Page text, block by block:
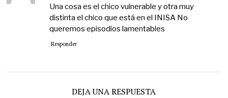
Una cosa es el chico vulnerable y otra muy
distinta el chico que está en el INISA No
queremos episodios lamentables
Responder
DEJA UNA RESPUESTA